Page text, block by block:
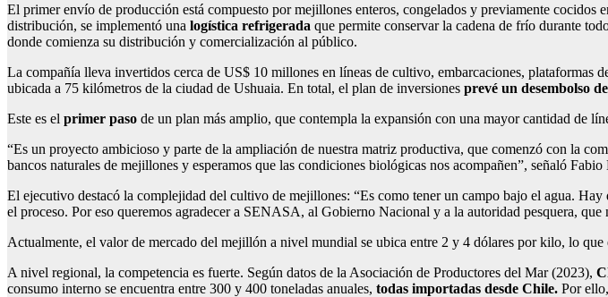
El primer envío de producción está compuesto por mejillones enteros, congelados y previamente cocidos
distribución, se implementó una logística refrigerada que permite conservar la cadena de frío durante
donde comienza su distribución y comercialización al público.
La compañía lleva invertidos cerca de US$ 10 millones en líneas de cultivo, embarcaciones, plataformas
ubicada a 75 kilómetros de la ciudad de Ushuaia. En total, el plan de inversiones prevé un desembolso
Este es el primer paso de un plan más amplio, que contempla la expansión con una mayor cantidad de
“Es un proyecto ambicioso y parte de la ampliación de nuestra matriz productiva, que comenzó con la
bancos naturales de mejillones y esperamos que las condiciones biológicas nos acompañen”, señaló
El ejecutivo destacó la complejidad del cultivo de mejillones: “Es como tener un campo bajo el agua.
el proceso. Por eso queremos agradecer a SENASA, al Gobierno Nacional y a la autoridad pesquera,
Actualmente, el valor de mercado del mejillón a nivel mundial se ubica entre 2 y 4 dólares por kilo, lo
A nivel regional, la competencia es fuerte. Según datos de la Asociación de Productores del Mar (2023),
consumo interno se encuentra entre 300 y 400 toneladas anuales, todas importadas desde Chile. Por